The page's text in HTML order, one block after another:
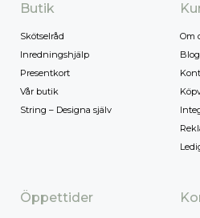
Butik
Skötselråd
Inredningshjälp
Presentkort
Vår butik
String – Designa själv
Om
Öppettider